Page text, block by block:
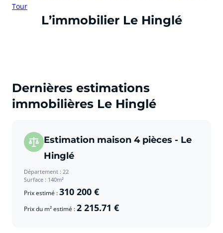
Tour
cliquer pour afficher plus du text
L’immobilier Le Hinglé
Dernières estimations
immobilières Le Hinglé
Estimation maison 4 pièces - Le
Hinglé
Département : 22
Surface : 140m²
Prix estimé :310 200 €
Prix du m² estimé :2 215.71 €